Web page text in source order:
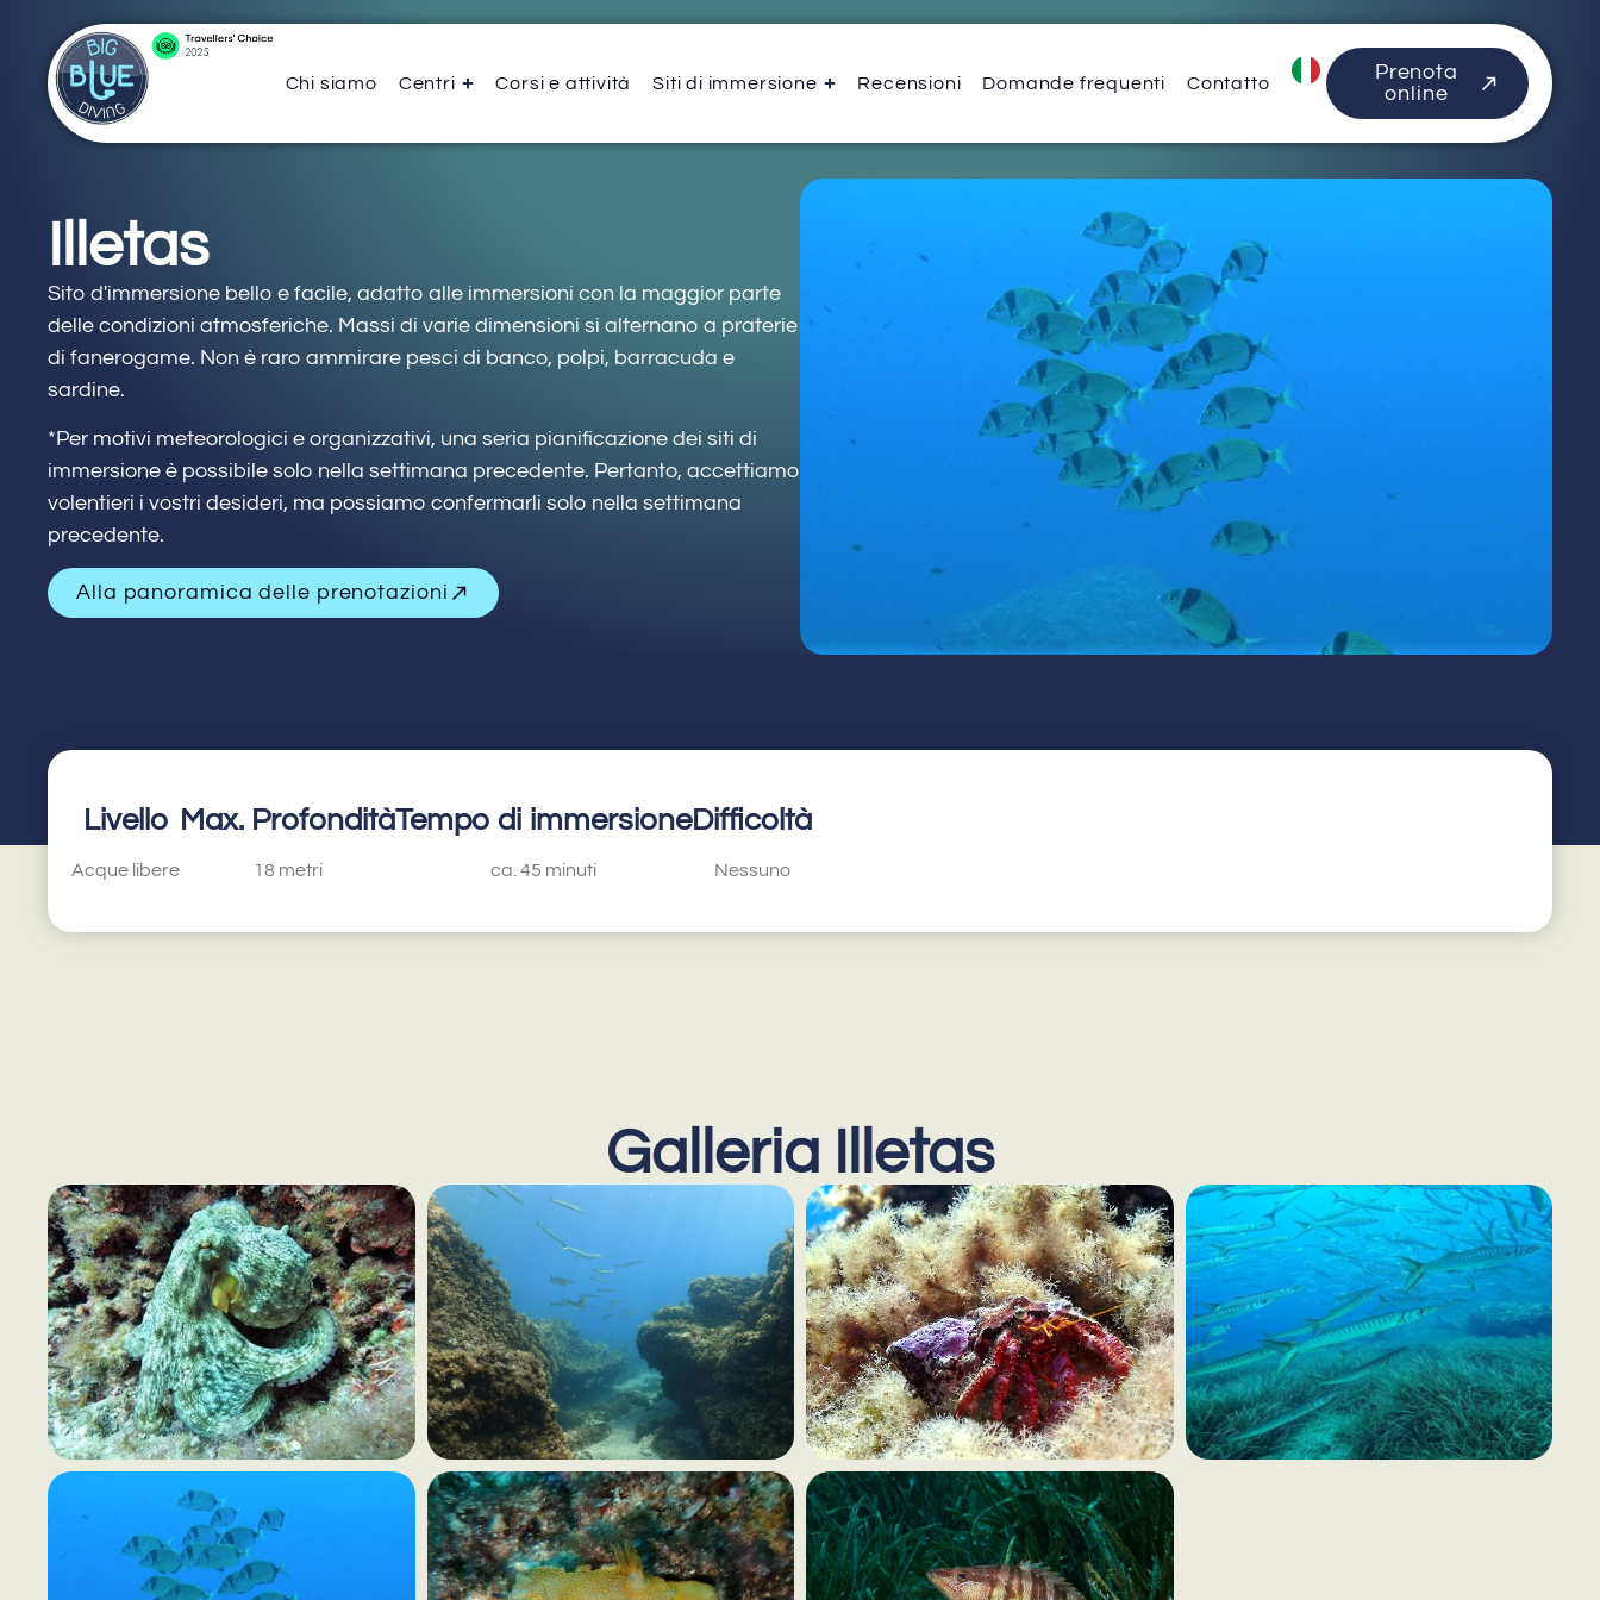
Chi siamo Centri Corsi e attività Siti di immersione Recensioni Domande frequenti Contatto
Prenota
online
Illetas
Sito d'immersione bello e facile, adatto alle immersioni con la maggior parte
delle condizioni atmosferiche. Massi di varie dimensioni si alternano a praterie
di fanerogame. Non è raro ammirare pesci di banco, polpi, barracuda e
sardine.
*Per motivi meteorologici e organizzativi, una seria pianificazione dei siti di
immersione è possibile solo nella settimana precedente. Pertanto, accettiamo
volentieri i vostri desideri, ma possiamo confermarli solo nella settimana
precedente.
Alla panoramica delle prenotazioni
Livello
Acque libere
Max. Profondità
18 metri
Tempo di immersione
ca. 45 minuti
Difficoltà
Nessuno
Galleria Illetas